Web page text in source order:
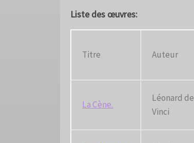
Liste des œuvres:
Titre Auteur
La Cène.
Léonard de
Vinci